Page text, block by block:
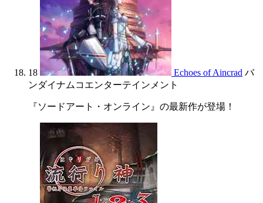
18 Echoes of Aincrad バ
ンダイナムコエンターテインメント
『ソードアート・オンライン』の最新作が登場！